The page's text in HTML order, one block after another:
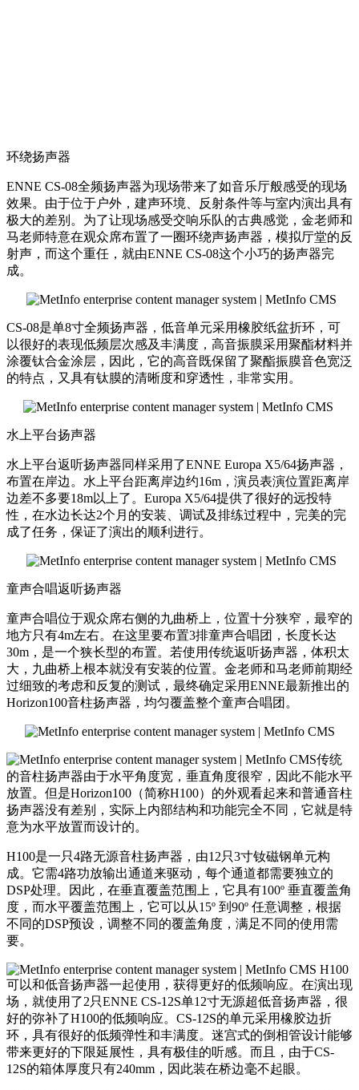
环绕扬声器
ENNE CS-08全频扬声器为现场带来了如音乐厅般感受的现场
效果。由于位于户外，建声环境、反射条件等与室内演出具有
极大的差别。为了让现场感受交响乐队的古典感觉，金老师和
马老师特意在观众席布置了一圈环绕声扬声器，模拟厅堂的反
射声，而这个重任，就由ENNE CS-08这个小巧的扬声器完
成。
CS-08是单8寸全频扬声器，低音单元采用橡胶纸盆折环，可
以很好的表现低频层次感及丰满度，高音振膜采用聚酯材料并
涂覆钛合金涂层，因此，它的高音既保留了聚酯振膜音色宽泛
的特点，又具有钛膜的清晰度和穿透性，非常实用。
水上平台扬声器
水上平台返听扬声器同样采用了ENNE Europa X5/64扬声器，
布置在岸边。水上平台距离岸边约16m，演员表演位置距离岸
边差不多要18m以上了。Europa X5/64提供了很好的远投特
性，在水边长达2个月的安装、调试及排练过程中，完美的完
成了任务，保证了演出的顺利进行。
童声合唱返听扬声器
童声合唱位于观众席右侧的九曲桥上，位置十分狭窄，最窄的
地方只有4m左右。在这里要布置3排童声合唱团，长度长达
30m，是一个狭长型的布置。若使用传统返听扬声器，体积太
大，九曲桥上根本就没有安装的位置。金老师和马老师前期经
过细致的考虑和反复的测试，最终确定采用ENNE最新推出的
Horizon100音柱扬声器，均匀覆盖整个童声合唱团。
传统
的音柱扬声器由于水平角度宽，垂直角度很窄，因此不能水平
放置。但是Horizon100（简称H100）的外观看起来和普通音柱
扬声器没有差别，实际上内部结构和功能完全不同，它就是特
意为水平放置而设计的。
H100是一只4路无源音柱扬声器，由12只3寸钕磁钢单元构
成。它需4路功放输出通道来驱动，每个通道都需要独立的
DSP处理。因此，在垂直覆盖范围上，它具有100º 垂直覆盖角
度，而水平覆盖范围上，它可以从15º 到90º 任意调整，根据
不同的DSP预设，调整不同的覆盖角度，满足不同的使用需
要。
H100
可以和低音扬声器一起使用，获得更好的低频响应。在演出现
场，就使用了2只ENNE CS-12S单12寸无源超低音扬声器，很
好的弥补了H100的低频响应。CS-12S的单元采用橡胶边折
环，具有很好的低频弹性和丰满度。迷宫式的倒相管设计能够
带来更好的下限延展性，具有极佳的听感。而且，由于CS-
12S的箱体厚度只有240mm，因此装在桥边毫不起眼。